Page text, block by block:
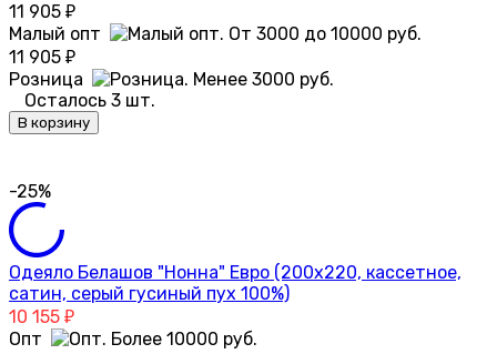
11 905 ₽
Малый опт
11 905 ₽
Розница
Осталось 3 шт.
В корзину
-25%
Одеяло Белашов "Нонна" Евро (200х220, кассетное,
сатин, серый гусиный пух 100%)
10 155 ₽
Опт